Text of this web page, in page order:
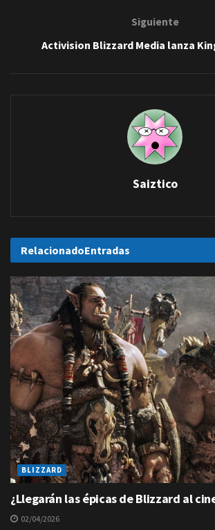
Siguiente
Activision Blizzard Media lanza
Saiztico
RelacionadoEntradas
BLIZZARD
¿Llegarán las épicas de Blizzard al
02/04/2026